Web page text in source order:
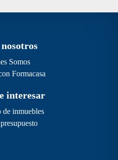
Somos
Formacasa
interesar
de inmuebles